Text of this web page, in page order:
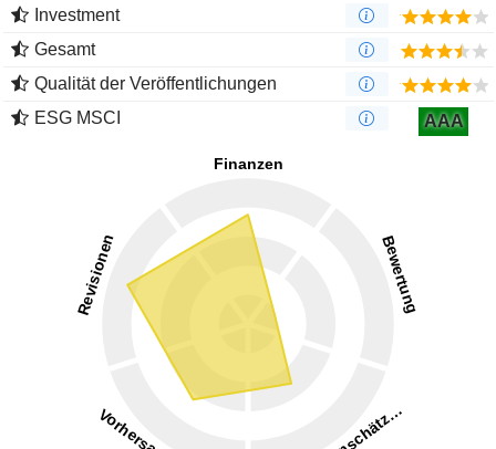
Investment
Gesamt
Qualität der Veröffentlichungen
ESG MSCI
AAA